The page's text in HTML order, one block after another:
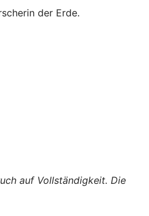
der Erde.
auf Vollständigkeit. Die